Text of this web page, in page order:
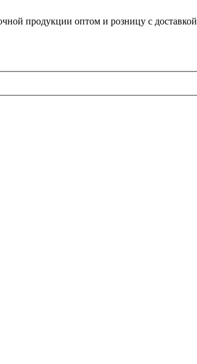
продукции оптом и розницу с доставкой